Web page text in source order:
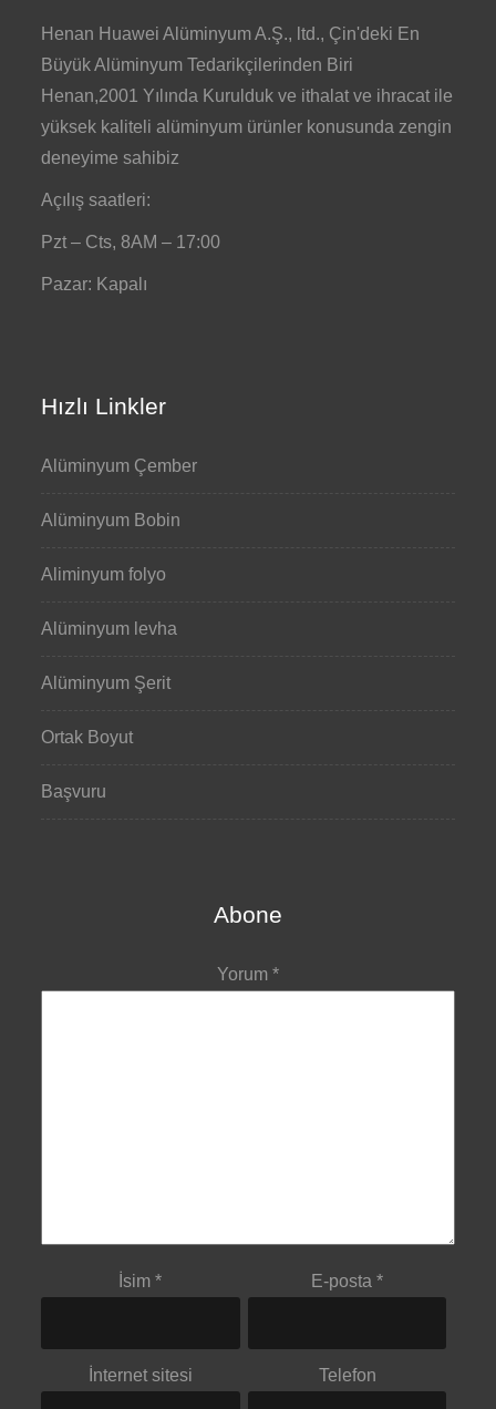
Henan Huawei Alüminyum A.Ş., ltd., Çin'deki En
Büyük Alüminyum Tedarikçilerinden Biri
Henan,2001 Yılında Kurulduk ve ithalat ve ihracat ile
yüksek kaliteli alüminyum ürünler konusunda zengin
deneyime sahibiz
Açılış saatleri:
Pzt – Cts, 8AM – 17:00
Pazar: Kapalı
Hızlı Linkler
Alüminyum Çember
Alüminyum Bobin
Aliminyum folyo
Alüminyum levha
Alüminyum Şerit
Ortak Boyut
Başvuru
Abone
Yorum *
İsim* E-posta*
İnternet sitesi Telefon